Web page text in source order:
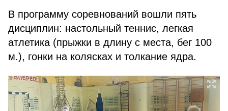
В программу соревнований вошли пять
дисциплин: настольный теннис, легкая
атлетика (прыжки в длину с места, бег 100
м.), гонки на колясках и толкание ядра.